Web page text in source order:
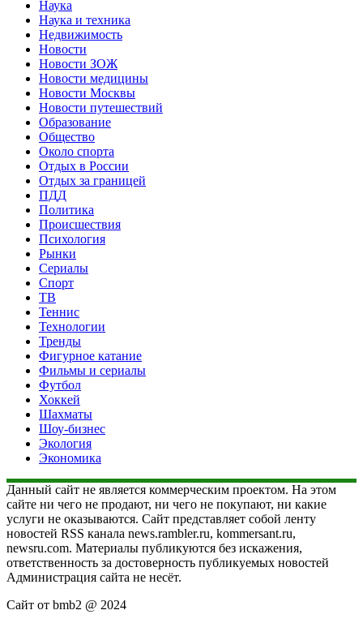
Наука
Наука и техника
Недвижимость
Новости
Новости ЗОЖ
Новости медицины
Новости Москвы
Новости путешествий
Образование
Общество
Около спорта
Отдых в России
Отдых за границей
ПДД
Политика
Происшествия
Психология
Рынки
Сериалы
Спорт
ТВ
Теннис
Технологии
Тренды
Фигурное катание
Фильмы и сериалы
Футбол
Хоккей
Шахматы
Шоу-бизнес
Экология
Экономика
Данный сайт не является коммерческим проектом. На этом
сайте ни чего не продают, ни чего не покупают, ни какие
услуги не оказываются. Сайт представляет собой ленту
новостей RSS канала news.rambler.ru, kommersant.ru,
newsru.com. Материалы публикуются без искажения,
ответственность за достоверность публикуемых новостей
Администрация сайта не несёт.
Сайт от bmb2 @ 2024